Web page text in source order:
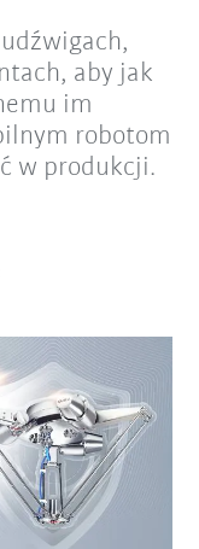
aby jak
im
robotom
w produkcji.